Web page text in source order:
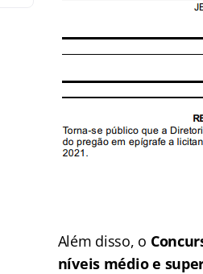
Além disso, o
níveis médio e